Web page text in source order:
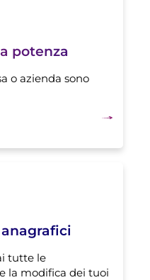
potenza
o azienda sono
tutte le
la modifica dei tuoi